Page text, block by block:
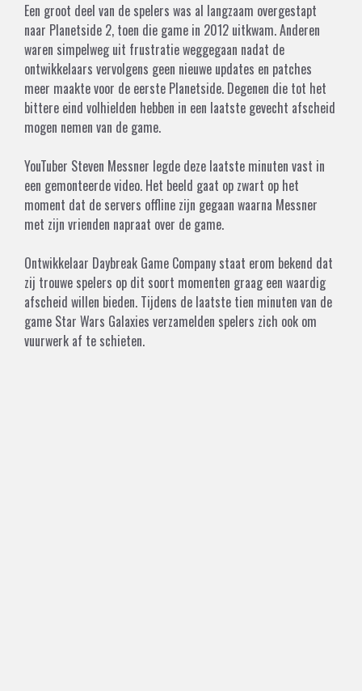
Een groot deel van de spelers was al langzaam overgestapt
naar Planetside 2, toen die game in 2012 uitkwam. Anderen
waren simpelweg uit frustratie weggegaan nadat de
ontwikkelaars vervolgens geen nieuwe updates en patches
meer maakte voor de eerste Planetside. Degenen die tot het
bittere eind volhielden hebben in een laatste gevecht afscheid
mogen nemen van de game.
YouTuber Steven Messner legde deze laatste minuten vast in
een gemonteerde video. Het beeld gaat op zwart op het
moment dat de servers offline zijn gegaan waarna Messner
met zijn vrienden napraat over de game.
Ontwikkelaar Daybreak Game Company staat erom bekend dat
zij trouwe spelers op dit soort momenten graag een waardig
afscheid willen bieden. Tijdens de laatste tien minuten van de
game Star Wars Galaxies verzamelden spelers zich ook om
vuurwerk af te schieten.